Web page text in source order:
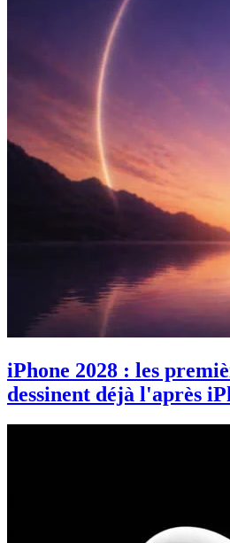
iPhone 2028 : les
dessinent déjà l'après